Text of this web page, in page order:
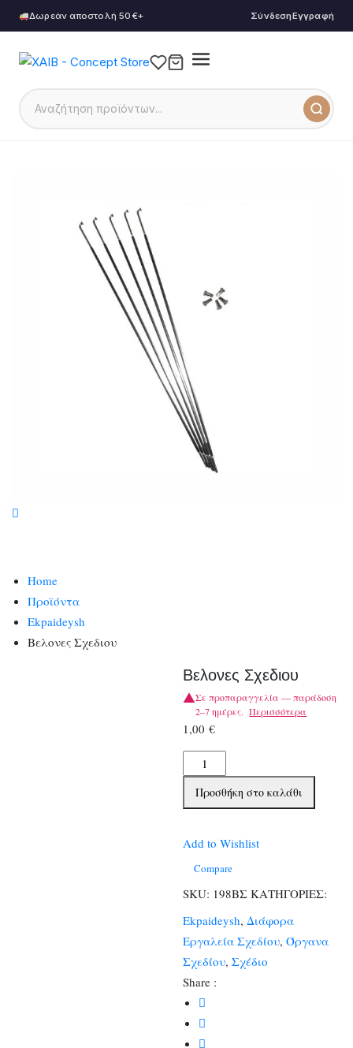
Δωρεάν αποστολή 50€+ ΣύνδεσηΕγγραφή
Home
Προϊόντα
Ekpaideysh
Βελονες Σχεδιου
Βελονες Σχεδιου
Σε προπαραγγελία — παράδοση
2–7 ημέρες. Περισσότερα
1,00€
Βελονες
Σχεδιου
ποσότητα
Προσθήκη στο καλάθι
Add to Wishlist
Compare
SKU: 198ΒΣ ΚΑΤΗΓΟΡΙΕΣ:
Ekpaideysh, Διάφορα
Εργαλεία Σχεδίου,Όργανα
Σχεδίου,Σχέδιο
Share :